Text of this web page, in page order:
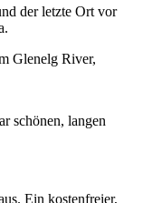
der letzte Ort vor
Glenelg River,
schönen, langen
Ein kostenfreier,